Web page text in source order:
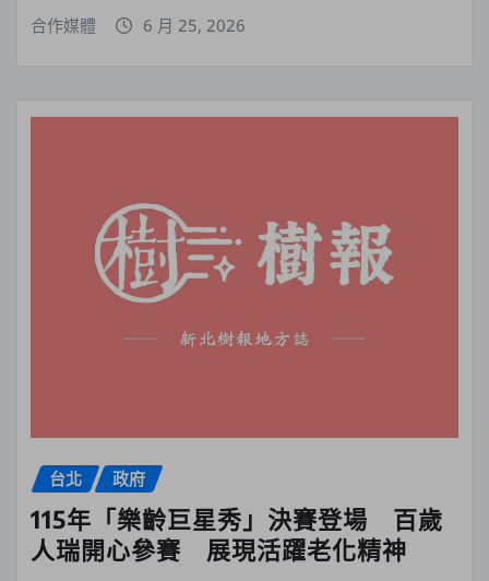
合作媒體 6 月 25, 2026
台北 政府
115年「樂齡巨星秀」決賽登場 百歲
人瑞開心參賽 展現活躍老化精神